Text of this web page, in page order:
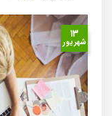
۱۳
شهریور